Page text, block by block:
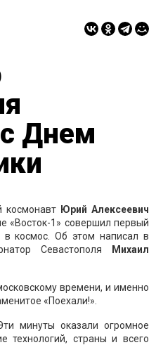
Днем
космонавт Юрий Алексеевич
«Восток-1» совершил первый
в космос. Об этом написал в
Севастополя
Михаил
времени, и именно
«Поехали!».
минуты оказали огромное
технологий, страны и всего